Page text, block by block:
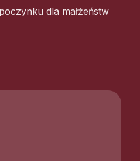
dla małżeństw